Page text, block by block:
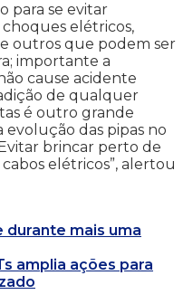
para se evitar
elétricos,
outros que podem ser
importante a
cause acidente
de qualquer
é outro grande
evolução das pipas no
brincar perto de
elétricos”, alertou
durante mais uma
amplia ações para